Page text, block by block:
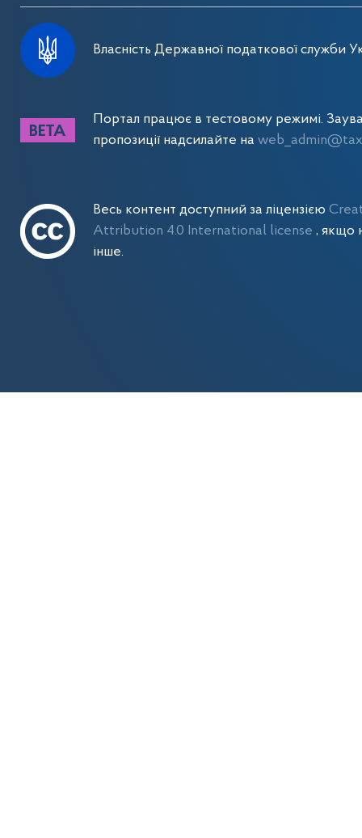
Власність Державної податкової служби
Портал працює в тестовому режимі.
пропозиції надсилайте на
Весь контент доступний за ліцензією
Attribution 4.0 International license , якщо
інше.